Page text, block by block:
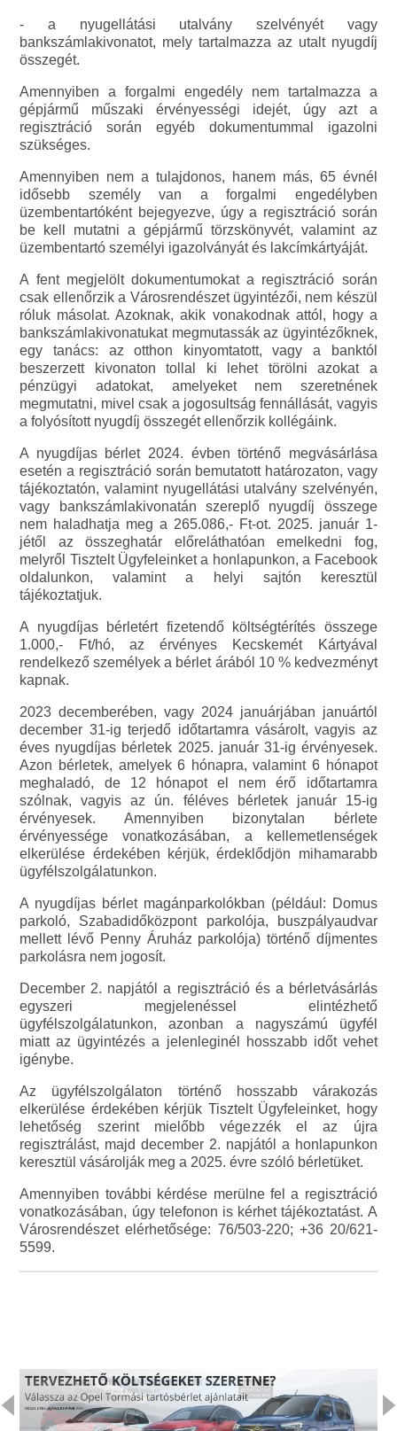
- a nyugellátási utalvány szelvényét vagy
bankszámlakivonatot, mely tartalmazza az utalt nyugdíj
összegét.
Amennyiben a forgalmi engedély nem tartalmazza a
gépjármű műszaki érvényességi idejét, úgy azt a
regisztráció során egyéb dokumentummal igazolni
szükséges.
Amennyiben nem a tulajdonos, hanem más, 65 évnél
idősebb személy van a forgalmi engedélyben
üzembentartóként bejegyezve, úgy a regisztráció során
be kell mutatni a gépjármű törzskönyvét, valamint az
üzembentartó személyi igazolványát és lakcímkártyáját.
A fent megjelölt dokumentumokat a regisztráció során
csak ellenőrzik a Városrendészet ügyintézői, nem készül
róluk másolat. Azoknak, akik vonakodnak attól, hogy a
bankszámlakivonatukat megmutassák az ügyintézőknek,
egy tanács: az otthon kinyomtatott, vagy a banktól
beszerzett kivonaton tollal ki lehet törölni azokat a
pénzügyi adatokat, amelyeket nem szeretnének
megmutatni, mivel csak a jogosultság fennállását, vagyis
a folyósított nyugdíj összegét ellenőrzik kollégáink.
A nyugdíjas bérlet 2024. évben történő megvásárlása
esetén a regisztráció során bemutatott határozaton, vagy
tájékoztatón, valamint nyugellátási utalvány szelvényén,
vagy bankszámlakivonatán szereplő nyugdíj összege
nem haladhatja meg a 265.086,- Ft-ot. 2025. január 1-
jétől az összeghatár előreláthatóan emelkedni fog,
melyről Tisztelt Ügyfeleinket a honlapunkon, a Facebook
oldalunkon, valamint a helyi sajtón keresztül
tájékoztatjuk.
A nyugdíjas bérletért fizetendő költségtérítés összege
1.000,- Ft/hó, az érvényes Kecskemét Kártyával
rendelkező személyek a bérlet árából 10 % kedvezményt
kapnak.
2023 decemberében, vagy 2024 januárjában januártól
december 31-ig terjedő időtartamra vásárolt, vagyis az
éves nyugdíjas bérletek 2025. január 31-ig érvényesek.
Azon bérletek, amelyek 6 hónapra, valamint 6 hónapot
meghaladó, de 12 hónapot el nem érő időtartamra
szólnak, vagyis az ún. féléves bérletek január 15-ig
érvényesek. Amennyiben bizonytalan bérlete
érvényessége vonatkozásában, a kellemetlenségek
elkerülése érdekében kérjük, érdeklődjön mihamarabb
ügyfélszolgálatunkon.
A nyugdíjas bérlet magánparkolókban (például: Domus
parkoló, Szabadidőközpont parkolója, buszpályaudvar
mellett lévő Penny Áruház parkolója) történő díjmentes
parkolásra nem jogosít.
December 2. napjától a regisztráció és a bérletvásárlás
egyszeri megjelenéssel elintézhető
ügyfélszolgálatunkon, azonban a nagyszámú ügyfél
miatt az ügyintézés a jelenleginél hosszabb időt vehet
igénybe.
Az ügyfélszolgálaton történő hosszabb várakozás
elkerülése érdekében kérjük Tisztelt Ügyfeleinket, hogy
lehetőség szerint mielőbb végezzék el az újra
regisztrálást, majd december 2. napjától a honlapunkon
keresztül vásárolják meg a 2025. évre szóló bérletüket.
Amennyiben további kérdése merülne fel a regisztráció
vonatkozásában, úgy telefonon is kérhet tájékoztatást. A
Városrendészet elérhetősége: 76/503-220; +36 20/621-
5599.